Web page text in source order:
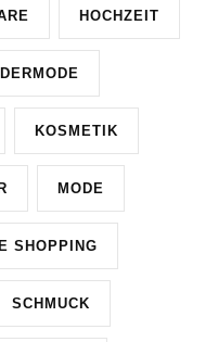
HOCHZEIT
KOSMETIK
MODE
SHOPPING
SCHMUCK